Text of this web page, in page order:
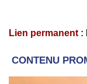
Lien permanent :